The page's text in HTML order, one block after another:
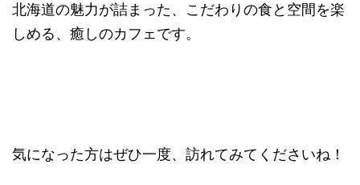
北海道の魅力が詰まった、こだわりの食と空間を楽
しめる、癒しのカフェです。
気になった方はぜひ一度、訪れてみてくださいね！